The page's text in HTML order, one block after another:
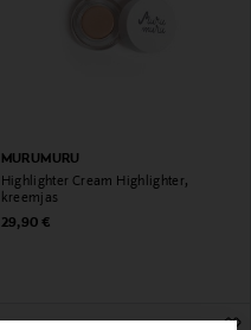
MURUMURU
Highlighter Cream Highlighter,
kreemjas
Original Price
29,90 €